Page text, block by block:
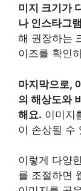
미지 크기가
나 인스타그램
해 권장하는
이즈를 확인
마지막으로,
의 해상도와
해요. 이미지
이 손상될 수
이렇게 다양
를 조절하면